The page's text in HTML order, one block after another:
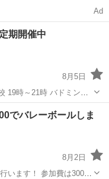
Ad
期開催中
8月5日
でバレーボールしま
8月2日
います！ 参加費は300円